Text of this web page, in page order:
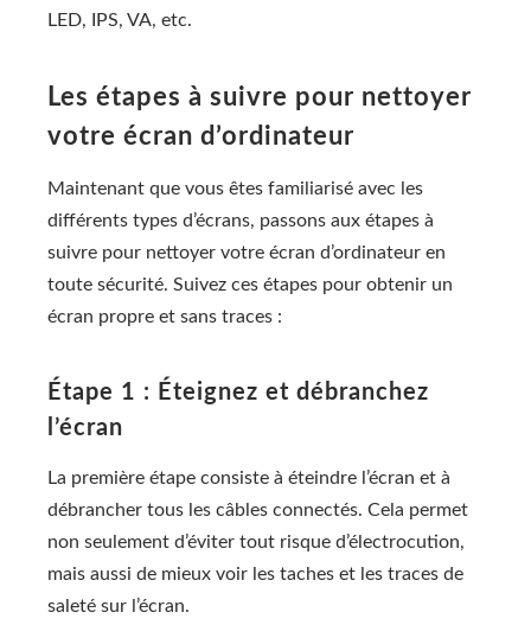
LED, IPS, VA, etc.
Les étapes à suivre pour nettoyer
votre écran d’ordinateur
Maintenant que vous êtes familiarisé avec les
différents types d’écrans, passons aux étapes à
suivre pour nettoyer votre écran d’ordinateur en
toute sécurité. Suivez ces étapes pour obtenir un
écran propre et sans traces :
Étape 1 : Éteignez et débranchez
l’écran
La première étape consiste à éteindre l’écran et à
débrancher tous les câbles connectés. Cela permet
non seulement d’éviter tout risque d’électrocution,
mais aussi de mieux voir les taches et les traces de
saleté sur l’écran.